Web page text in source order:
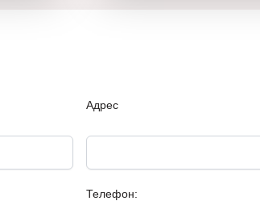
Адрес
Телефон: